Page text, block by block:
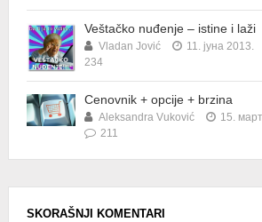
Veštačko nuđenje – istine i laži
Vladan Jović 11. јуна 2013.
234
Cenovnik + opcije + brzina
Aleksandra Vuković 15.
211
SKORAŠNJI KOMENTARI